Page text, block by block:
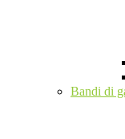
Bandi di